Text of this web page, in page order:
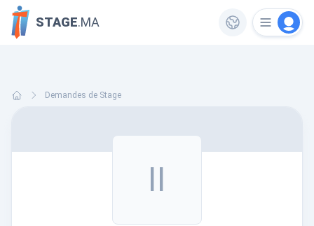
STAGE.MA
Demandes de Stage
II